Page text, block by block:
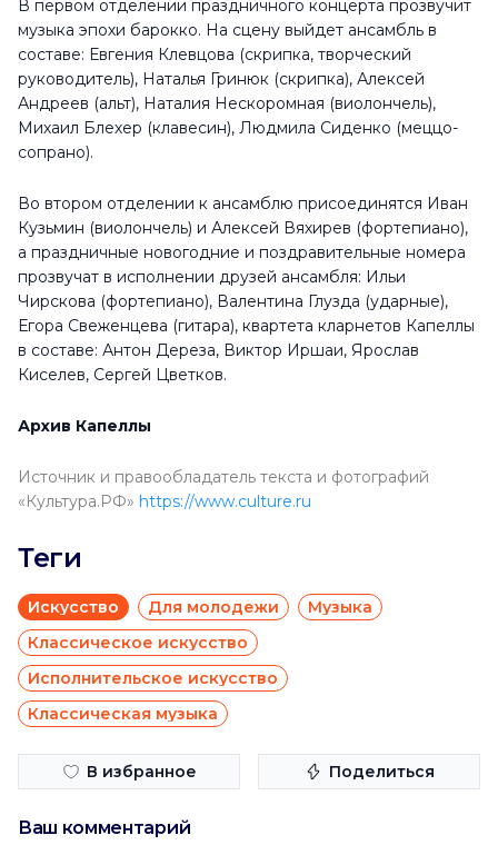
В первом отделении праздничного концерта прозвучит
музыка эпохи барокко. На сцену выйдет ансамбль в
составе: Евгения Клевцова (скрипка, творческий
руководитель), Наталья Гринюк (скрипка), Алексей
Андреев (альт), Наталия Нескоромная (виолончель),
Михаил Блехер (клавесин), Людмила Сиденко (меццо-
сопрано).
Во втором отделении к ансамблю присоединятся Иван
Кузьмин (виолончель) и Алексей Вяхирев (фортепиано),
а праздничные новогодние и поздравительные номера
прозвучат в исполнении друзей ансамбля: Ильи
Чирскова (фортепиано), Валентина Глузда (ударные),
Егора Свеженцева (гитара), квартета кларнетов Капеллы
в составе: Антон Дереза, Виктор Иршаи, Ярослав
Киселев, Сергей Цветков.
Архив Капеллы
Источник и правообладатель текста и фотографий
«Культура.РФ» https://www.culture.ru
Теги
Искусство Для молодежи
Музыка
Классическое искусство
Исполнительское искусство
Классическая музыка
В избранное Поделиться
Ваш комментарий